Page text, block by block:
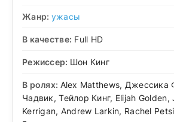
Жанр: ужасы
В качестве: Full HD
Режиссер: Шон Кинг
В ролях: Alex Matthews, Джессика
Чадвик, Тейлор Кинг, Elijah Golden,
Kerrigan, Andrew Larkin, Rachel